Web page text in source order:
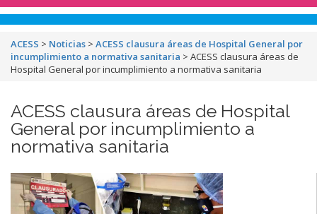
ACESS > Noticias > ACESS clausura áreas de Hospital General por
incumplimiento a normativa sanitaria > ACESS clausura áreas de
Hospital General por incumplimiento a normativa sanitaria
ACESS clausura áreas de Hospital
General por incumplimiento a
normativa sanitaria